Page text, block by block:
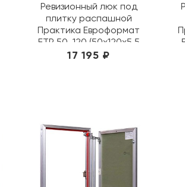
Ревизионный люк под
плитку распашной
Практика Евроформат
ЕТР 50-120 (50х120х5,5
см)
17 195 ₽